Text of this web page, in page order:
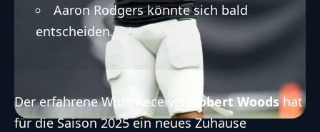
Aaron Rodgers könnte sich bald
entscheiden.
Der erfahrene Wide Receiver Robert Woodshat
für die Saison 2025 ein neues Zuhause